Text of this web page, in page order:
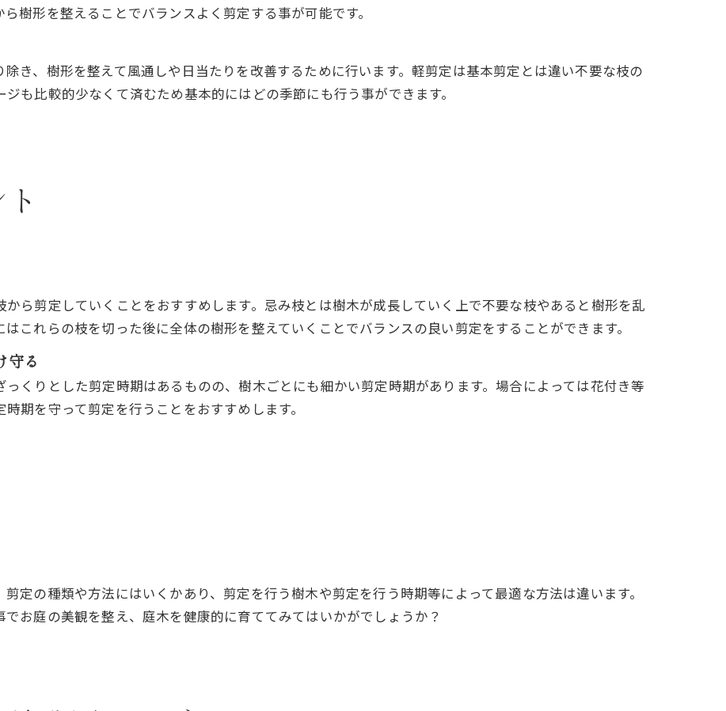
樹形を整えることでバランスよく剪定する事が可能です。
き、樹形を整えて風通しや日当たりを改善するために行います。軽剪定は基本剪定とは違い不要な枝の
も比較的少なくて済むため基本的にはどの季節にも行う事ができます。
ら剪定していくことをおすすめします。忌み枝とは樹木が成長していく上で不要な枝やあると樹形を乱
これらの枝を切った後に全体の樹形を整えていくことでバランスの良い剪定をすることができます。
守る
くりとした剪定時期はあるものの、樹木ごとにも細かい剪定時期があります。場合によっては花付き等
期を守って剪定を行うことをおすすめします。
定の種類や方法にはいくかあり、剪定を行う樹木や剪定を行う時期等によって最適な方法は違います。
お庭の美観を整え、庭木を健康的に育ててみてはいかがでしょうか？